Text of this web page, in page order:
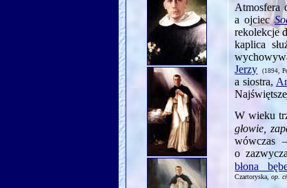
Atmosfera
a ojciec
rekolekcje
kaplica
Jerzy
(1894,
a siostra,
W wieku
głowie,
wówczas
o
błona
Czartoryska,op.